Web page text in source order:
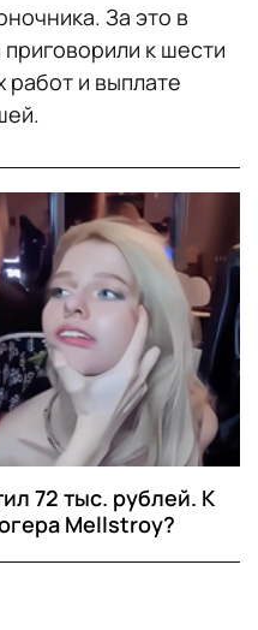
За это в
к шести
и выплате
72 тыс. рублей. К
Mellstroy?